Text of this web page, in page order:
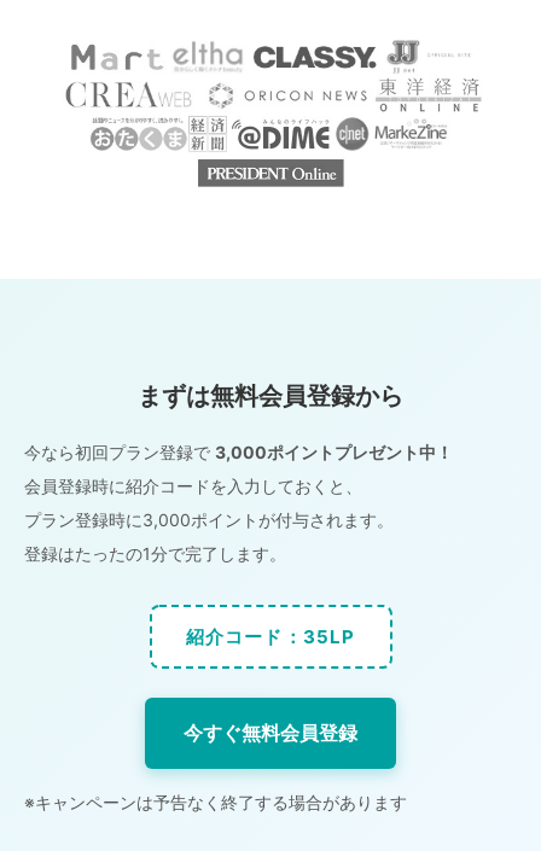
まずは無料会員登録から
今なら初回プラン登録で 3,000ポイントプレゼント中！
会員登録時に紹介コードを入力しておくと、
プラン登録時に3,000ポイントが付与されます。
登録はたったの1分で完了します。
紹介コード：35LP
今すぐ無料会員登録
※キャンペーンは予告なく終了する場合があります